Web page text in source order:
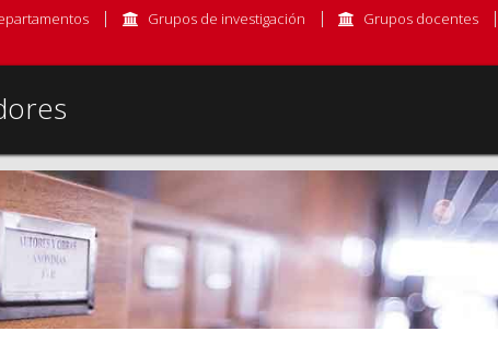
Grupos de investigación Grupos docentes